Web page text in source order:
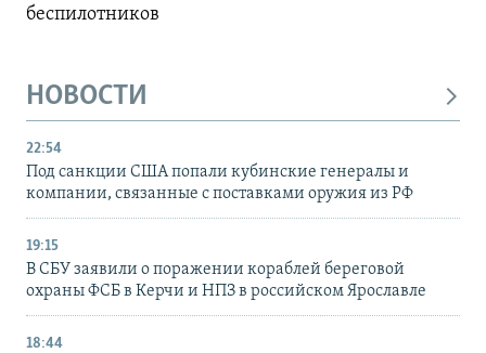
беспилотников
НОВОСТИ
22:54
Под санкции США попали кубинские генералы и
компании, связанные с поставками оружия из РФ
19:15
В СБУ заявили о поражении кораблей береговой
охраны ФСБ в Керчи и НПЗ в российском Ярославле
18:44